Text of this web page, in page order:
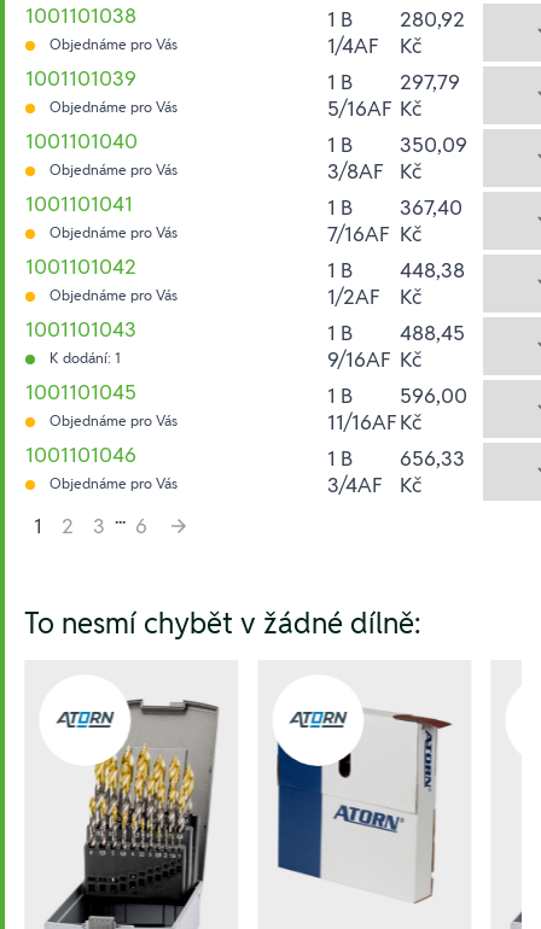
1001101038
Objednáme pro Vás
1 B
1/4AF
280,92
Kč
1001101039
Objednáme pro Vás
1 B
5/16AF
297,79
Kč
1001101040
Objednáme pro Vás
1 B
3/8AF
350,09
Kč
1001101041
Objednáme pro Vás
1 B
7/16AF
367,40
Kč
1001101042
Objednáme pro Vás
1 B
1/2AF
448,38
Kč
1001101043
K dodání: 1
1 B
9/16AF
488,45
Kč
1001101045
Objednáme pro Vás
1 B
11/16AF
596,00
Kč
1001101046
Objednáme pro Vás
1 B
3/4AF
656,33
Kč
1
2 3 ... 6
To nesmí chybět v žádné dílně: